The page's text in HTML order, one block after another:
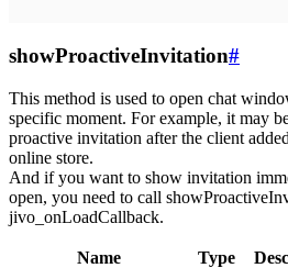
showProactiveInvitation#
This method is used to open chat
specific moment. For example, it may
proactive invitation after the client
online store.
And if you want to show invitation
open, you need to call
jivo_onLoadCallback.
Name Type